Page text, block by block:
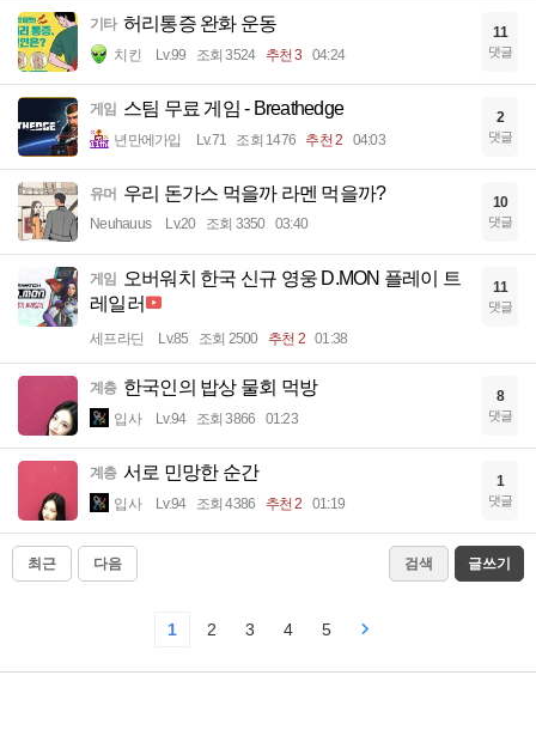
기타 허리통증 완화 운동
치킨 Lv.99 조회 3524 추천 3 04:24
11
댓글
게임 스팀 무료 게임 - Breathedge
년만에가입 Lv.71 조회 1476 추천 2 04:03
2
댓글
유머 우리 돈가스 먹을까 라멘 먹을까?
Neuhauus Lv.20 조회 3350 03:40
10
댓글
게임
오버워치 한국 신규 영웅 D.MON 플레이 트
레일러
세프라딘 Lv.85 조회 2500 추천 2 01:38
11
댓글
계층 한국인의 밥상 물회 먹방
입사 Lv.94 조회 3866 01:23
8
댓글
계층 서로 민망한 순간
입사 Lv.94 조회 4386 추천 2 01:19
1
댓글
최근 다음 검색 글쓰기
1 2 3 4 5